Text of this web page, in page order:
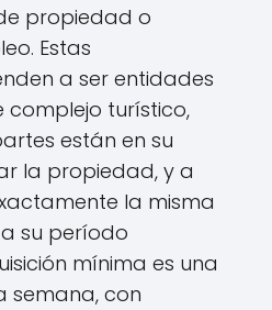
propiedad o
Estas
a ser entidades
complejo turístico,
están en su
la propiedad, y a
la misma
su período
mínima es una
semana, con